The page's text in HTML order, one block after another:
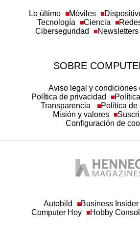
Lo último Móviles
Tecnología
Ciencia
Ciberseguridad
Newsletters
SOBRE
Aviso legal y condiciones
Política de privacidad
Transparencia
Política de
Misión y valores
Configuración de
Autobild
Business
Computer Hoy
Hobby